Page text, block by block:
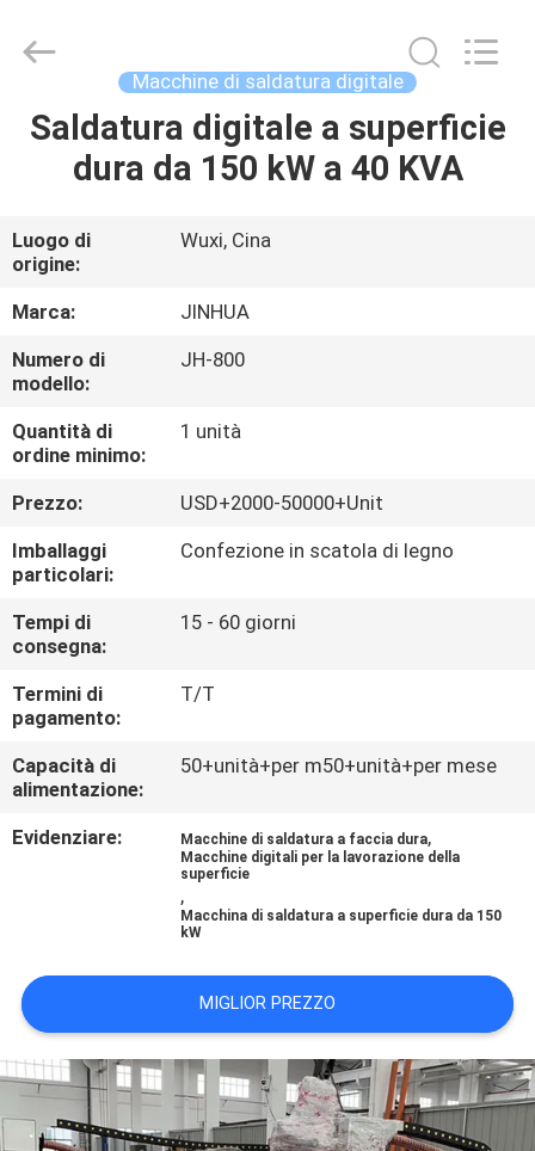
CASA
CIRCA
NOI
GIRO
DELLA
CONTROLLO
DI
QUALITÀ
CONTATTICI
RICHIEDA
UNA
claddingweldingmachine.com.
Developed
ECER
Macchine di saldatura digitale
Saldatura digitale a superficie
dura da 150 kW a 40 KVA
Luogo di
origine:
Wuxi, Cina
Marca:
JINHUA
Numero di
modello:
JH-800
Quantità di
ordine minimo:
1 unità
Prezzo:
USD+2000-50000+Unit
Imballaggi
particolari:
Confezione in scatola di legno
Tempi di
consegna:
15 - 60 giorni
Termini di
pagamento:
T/T
Capacità di
alimentazione:
50+unità+per m50+unità+per mese
Evidenziare: Macchine di saldatura a faccia dura,
Macchine digitali per la lavorazione della
superficie
,
Macchina di saldatura a superficie dura da 150
kW
MIGLIOR PREZZO